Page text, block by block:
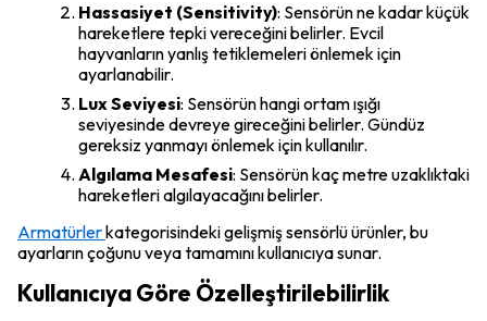
Hassasiyet (Sensitivity): Sensörün ne kadar küçük
hareketlere tepki vereceğini belirler. Evcil
hayvanların yanlış tetiklemeleri önlemek için
ayarlanabilir.
Lux Seviyesi: Sensörün hangi ortam ışığı
seviyesinde devreye gireceğini belirler. Gündüz
gereksiz yanmayı önlemek için kullanılır.
Algılama Mesafesi: Sensörün kaç metre uzaklıktaki
hareketleri algılayacağını belirler.
Armatürlerkategorisindeki gelişmiş sensörlü ürünler, bu
ayarların çoğunu veya tamamını kullanıcıya sunar.
Kullanıcıya Göre Özelleştirilebilirlik